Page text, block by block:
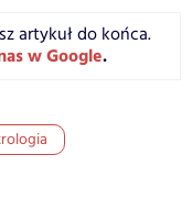
artykuł do końca.
w Google.